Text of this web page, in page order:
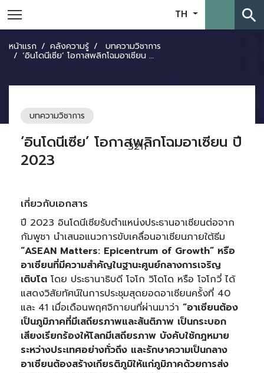
TH search
หน้าแรก คลังความรู้ บทความวิชาการ
‘อินโดนีเซีย’ โอกาสพลิกโฉมอาเซียน ปี 2023
บทความวิชาการ
3211
‘อินโดนีเซีย’ โอกาสพลิกโฉมอาเซียน ปี
2023
เกี่ยวกับเอกสาร
ปี 2023 อินโดนีเซียรับตำแหน่งประธานอาเซียนต่อจาก
กัมพูชา นำเสนอแนวการขับเคลื่อนอาเซียนภายใต้ธีม
“ASEAN Matters: Epicentrum of Growth” หรือ
อาเซียนที่มีความสำคัญในฐานะศูนย์กลางการเจริญ
เติบโต โดย ประธานาธิบดี โจโก วิโดโด หรือ โจโกวี่ ได้
แสดงวิสัยทัศน์ในการประชุมสุดยอดอาเซียนครั้งที่ 40
และ 41 เมื่อเดือนพฤศจิกายนที่ผ่านมาว่า “อาเซียนต้อง
เป็นภูมิภาคที่มีเสถียรภาพและสันติภาพ เป็นกระบอก
เสียงเรียกร้องให้โลกมีเสถียรภาพ บังคับใช้กฎหมาย
ระหว่างประเทศอย่างทั่วถึง และรักษาความเป็นกลาง
อาเซียนต้องสร้างเกียรติภูมิให้แก่ภูมิภาคด้วยการส่ง